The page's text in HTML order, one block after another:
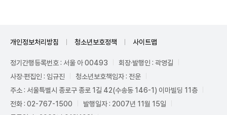
개인정보처리방침 청소년보호정책 사이트맵
정기간행등록번호 : 서울 아 00493
회장·발행인 : 곽영길
사장·편집인 : 임규진
청소년보호책임자 : 전운
주소 : 서울특별시 종로구 종로 1길 42(수송동 146-1) 이마빌딩 11층
전화 : 02-767-1500
발행일자 : 2007년 11월 15일